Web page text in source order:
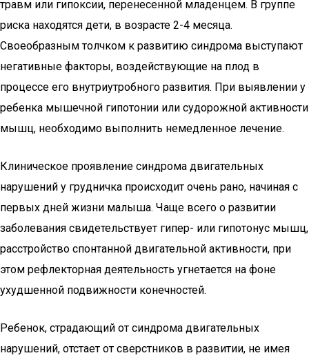
травм или гипоксии, перенесенной младенцем. В группе
риска находятся дети, в возрасте 2-4 месяца.
Своеобразным толчком к развитию синдрома выступают
негативные факторы, воздействующие на плод в
процессе его внутриутробного развития. При выявлении у
ребенка мышечной гипотонии или судорожной активности
мышц, необходимо выполнить немедленное лечение.
Клиническое проявление синдрома двигательных
нарушений у грудничка происходит очень рано, начиная с
первых дней жизни малыша. Чаще всего о развитии
заболевания свидетельствует гипер- или гипотонус мышц,
расстройство спонтанной двигательной активности, при
этом рефлекторная деятельность угнетается на фоне
ухудшенной подвижности конечностей.
Ребенок, страдающий от синдрома двигательных
нарушений, отстает от сверстников в развитии, не имея